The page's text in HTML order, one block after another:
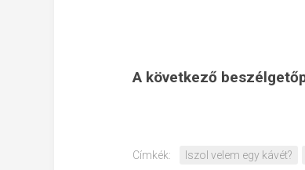
A következő
Címkék: Iszol velem egy kávét?